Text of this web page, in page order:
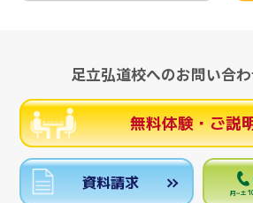
足立弘道校へのお問い合
無料体験・ご説
資料請求 月～土